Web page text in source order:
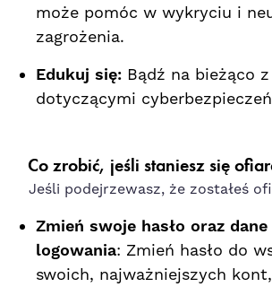
może pomóc w wykryciu i
zagrożenia.
Edukuj się: Bądź na bieżąco
dotyczącymi
Co zrobić, jeśli staniesz się
Jeśli podejrzewasz, że zostałeś
Zmień swoje hasło oraz dane
logowania: Zmień hasło do
swoich, najważniejszych